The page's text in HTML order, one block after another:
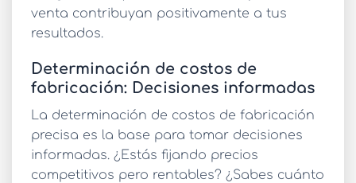
venta contribuyan positivamente a tus
resultados.
Determinación de costos de
fabricación: Decisiones informadas
La determinación de costos de fabricación
precisa es la base para tomar decisiones
informadas. ¿Estás fijando precios
competitivos pero rentables? ¿Sabes cuánto